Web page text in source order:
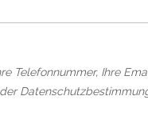
Telefonnummer, Ihre